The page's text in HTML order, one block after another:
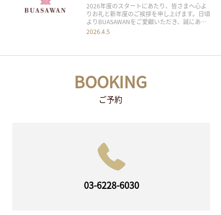
2026年度のスタートにあたり、皆さまへ心よ
りお礼と新年度のご挨拶を申し上げます。日頃
よりBUASAWANをご愛顧いただき、誠にあり
がとうございます。 BUASAWANは、本場タイ
2026.4.5
BOOKING
ご予約
03-6228-6030